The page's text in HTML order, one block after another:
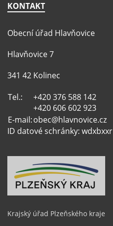
KONTAKT
Obecní úřad Hlavňovice
Hlavňovice 7
341 42 Kolinec
Tel.:
+420 376 588 142
+420 606 602 923
E-mail:obec@hlavnovice.cz
ID datové schránky: wdxbxxr
Krajský úřad Plzeňského kraje